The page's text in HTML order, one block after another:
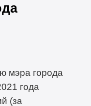
мэра города
года
(за